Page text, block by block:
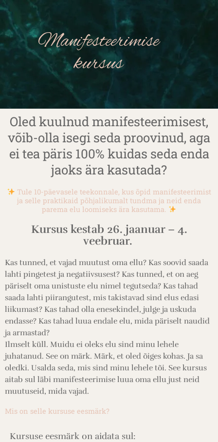
Manifesteerimise
kursus
Oled kuulnud manifesteerimisest,
võib-olla isegi seda proovinud, aga
ei tea päris 100% kuidas seda enda
jaoks ära kasutada?
Tule 10-päevasele teekonnale, kus õpid manifesteerimist
ja selle praktikaid põhjalikumalt tundma ja neid enda
parema elu loomiseks ära kasutama.
Kursus kestab 26. jaanuar – 4.
veebruar.
Kas tunned, et vajad muutust oma ellu? Kas soovid saada
lahti pingetest ja negatiivsusest? Kas tunned, et on aeg
päriselt oma unistuste elu nimel tegutseda? Kas tahad
saada lahti piirangutest, mis takistavad sind elus edasi
liikumast? Kas tahad olla enesekindel, julge ja uskuda
endasse? Kas tahad luua endale elu, mida päriselt naudid
ja armastad?
Ilmselt küll. Muidu ei oleks elu sind minu lehele
juhatanud. See on märk. Märk, et oled õiges kohas. Ja sa
oledki. Usalda seda, mis sind minu lehele tõi. See kursus
aitab sul läbi manifesteerimise luua oma ellu just neid
muutuseid, mida vajad.
Mis on selle kursuse eesmärk?
Kursuse eesmärk on aidata sul: